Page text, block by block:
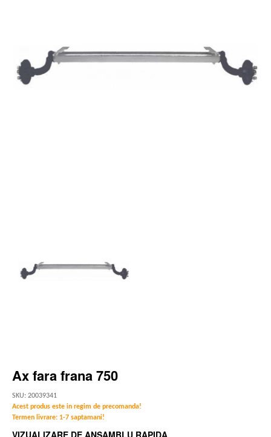
Ax fara frana 750
SKU: 20039341
Acest produs este in regim de precomanda!
Termen livrare: 1-7 saptamani!